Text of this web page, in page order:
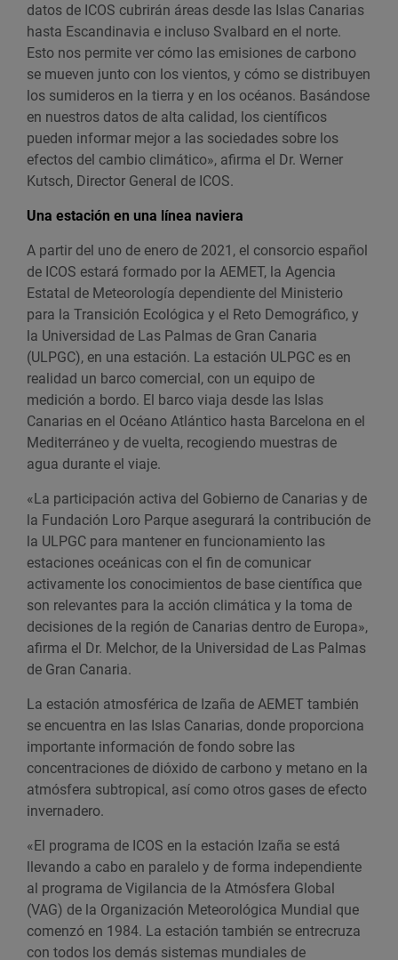
datos de ICOS cubrirán áreas desde las Islas Canarias
hasta Escandinavia e incluso Svalbard en el norte.
Esto nos permite ver cómo las emisiones de carbono
se mueven junto con los vientos, y cómo se distribuyen
los sumideros en la tierra y en los océanos. Basándose
en nuestros datos de alta calidad, los científicos
pueden informar mejor a las sociedades sobre los
efectos del cambio climático», afirma el Dr. Werner
Kutsch, Director General de ICOS.
Una estación en una línea naviera
A partir del uno de enero de 2021, el consorcio español
de ICOS estará formado por la AEMET, la Agencia
Estatal de Meteorología dependiente del Ministerio
para la Transición Ecológica y el Reto Demográfico, y
la Universidad de Las Palmas de Gran Canaria
(ULPGC), en una estación. La estación ULPGC es en
realidad un barco comercial, con un equipo de
medición a bordo. El barco viaja desde las Islas
Canarias en el Océano Atlántico hasta Barcelona en el
Mediterráneo y de vuelta, recogiendo muestras de
agua durante el viaje.
«La participación activa del Gobierno de Canarias y de
la Fundación Loro Parque asegurará la contribución de
la ULPGC para mantener en funcionamiento las
estaciones oceánicas con el fin de comunicar
activamente los conocimientos de base científica que
son relevantes para la acción climática y la toma de
decisiones de la región de Canarias dentro de Europa»,
afirma el Dr. Melchor, de la Universidad de Las Palmas
de Gran Canaria.
La estación atmosférica de Izaña de AEMET también
se encuentra en las Islas Canarias, donde proporciona
importante información de fondo sobre las
concentraciones de dióxido de carbono y metano en la
atmósfera subtropical, así como otros gases de efecto
invernadero.
«El programa de ICOS en la estación Izaña se está
llevando a cabo en paralelo y de forma independiente
al programa de Vigilancia de la Atmósfera Global
(VAG) de la Organización Meteorológica Mundial que
comenzó en 1984. La estación también se entrecruza
con todos los demás sistemas mundiales de